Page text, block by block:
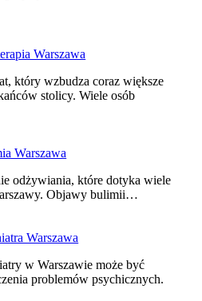
Warszawa
który wzbudza coraz większe
stolicy. Wiele osób
Warszawa
odżywiania, które dotyka wiele
Objawy bulimii…
Warszawa
w Warszawie może być
problemów psychicznych.